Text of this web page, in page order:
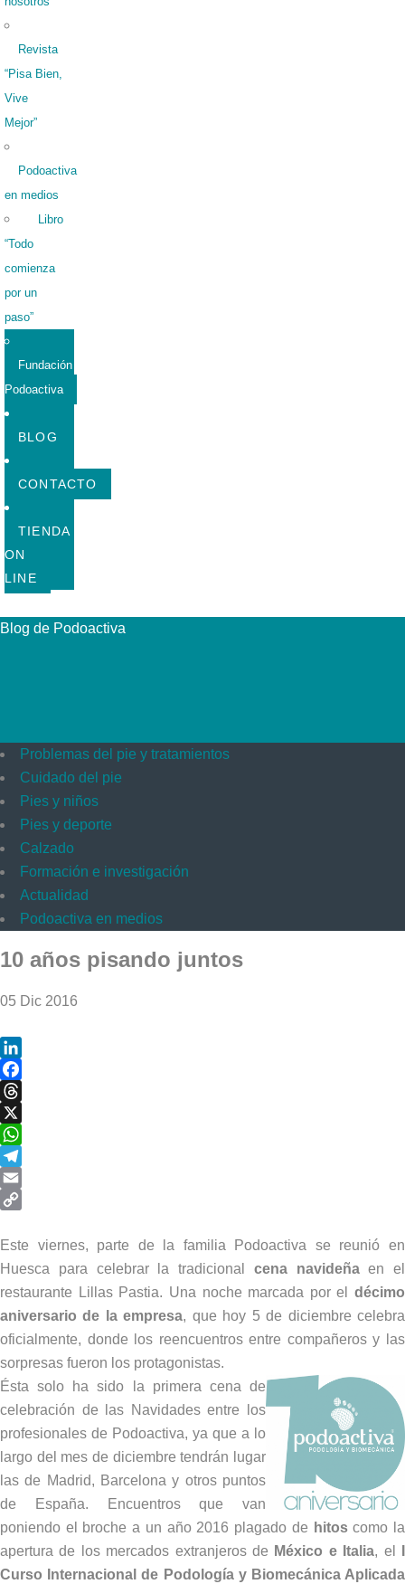
Revista
“Pisa Bien,
Vive
Mejor”
Podoactiva
en medios
Libro
“Todo
comienza
por un
paso”
Fundación
Podoactiva
BLOG
CONTACTO
TIENDA
ON
LINE
Blog de Podoactiva
Problemas del pie y tratamientos
Cuidado del pie
Pies y niños
Pies y deporte
Calzado
Formación e investigación
Actualidad
Podoactiva en medios
10 años pisando juntos
05 Dic 2016
LinkedIn
Facebook
Threads
X
WhatsApp
Telegram
Email
Link
Este viernes, parte de la familia Podoactiva se reunió en
Huesca para celebrar la tradicional cena navideñaen el
restaurante Lillas Pastia. Una noche marcada por el décimo
aniversario de la empresa, que hoy 5 de diciembre celebra
oficialmente, donde los reencuentros entre compañeros y las
sorpresas fueron los protagonistas.
Ésta solo ha sido la primera cena de
celebración de las Navidades entre los
profesionales de Podoactiva, ya que a lo
largo del mes de diciembre tendrán lugar
las de Madrid, Barcelona y otros puntos
de España. Encuentros que van
poniendo el broche a un año 2016 plagado de hitoscomo la
apertura de los mercados extranjeros de México e Italia, el
Curso Internacional de Podología y Biomecánica Aplicada